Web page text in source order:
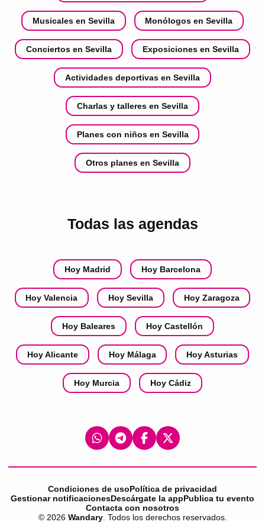
Musicales en Sevilla Monólogos en Sevilla
Conciertos en Sevilla Exposiciones en Sevilla
Actividades deportivas en Sevilla
Charlas y talleres en Sevilla
Planes con niños en Sevilla
Otros planes en Sevilla
Todas las agendas
Hoy Madrid Hoy Barcelona
Hoy Valencia Hoy Sevilla Hoy Zaragoza
Hoy Baleares Hoy Castellón
Hoy Alicante Hoy Málaga Hoy Asturias
Hoy Murcia Hoy Cádiz
Condiciones de usoPolítica de privacidad
Gestionar notificacionesDescárgate la appPublica tu evento
Contacta con nosotros
© 2026 Wandary. Todos los derechos reservados.